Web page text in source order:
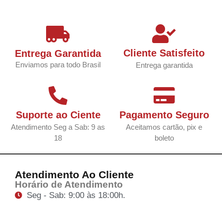
Entrega Garantida
Enviamos para todo Brasil
Cliente Satisfeito
Entrega garantida
Suporte ao Ciente
Atendimento Seg a Sab: 9 as
18
Pagamento Seguro
Aceitamos cartão, pix e
boleto
Atendimento Ao Cliente
Horário de Atendimento
Seg - Sab: 9:00 às 18:00h.